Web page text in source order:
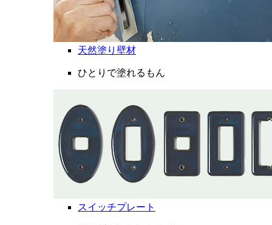
天然塗り壁材
ひとりで塗れるもん
スイッチプレート